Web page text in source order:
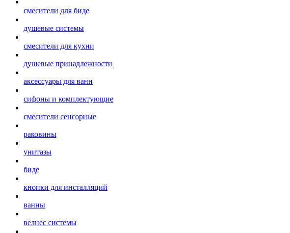
смесители для биде
душевые системы
смесители для кухни
душевые принадлежности
аксессуары для ванн
сифоны и комплектующие
смесители сенсорные
раковины
унитазы
биде
кнопки для инсталляций
ванны
велнес системы